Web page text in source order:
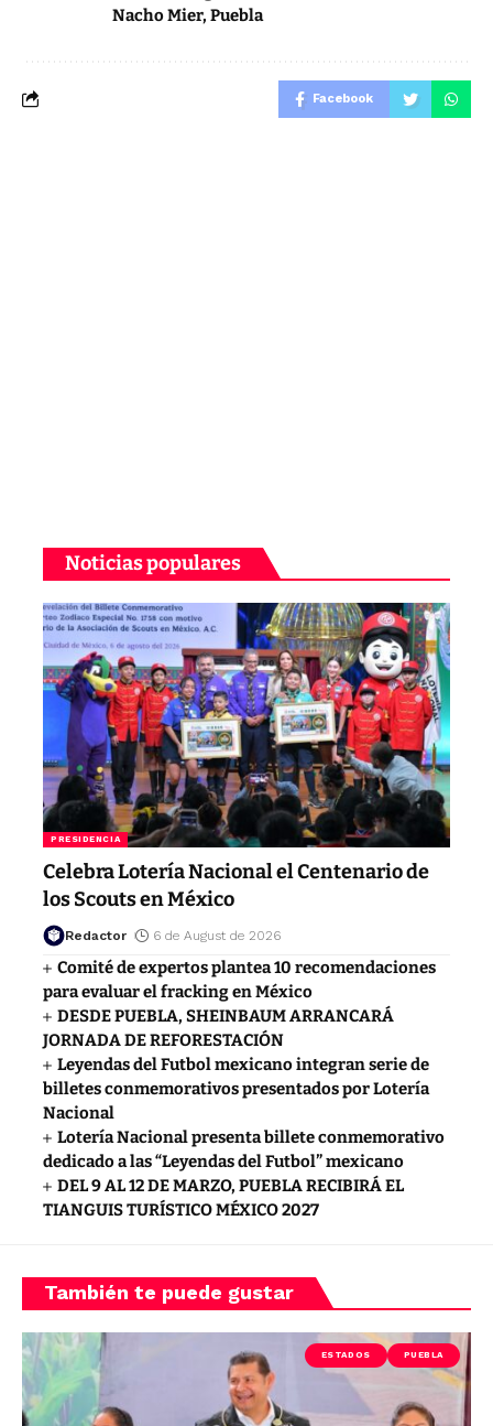
Nacho Mier, Puebla
Facebook
Noticias populares
PRESIDENCIA
Celebra Lotería Nacional el Centenario de
los Scouts en México
Redactor 6 de August de 2026
Comité de expertos plantea 10 recomendaciones
para evaluar el fracking en México
DESDE PUEBLA, SHEINBAUM ARRANCARÁ
JORNADA DE REFORESTACIÓN
Leyendas del Futbol mexicano integran serie de
billetes conmemorativos presentados por Lotería
Nacional
Lotería Nacional presenta billete conmemorativo
dedicado a las “Leyendas del Futbol” mexicano
DEL 9 AL 12 DE MARZO, PUEBLA RECIBIRÁ EL
TIANGUIS TURÍSTICO MÉXICO 2027
También te puede gustar
ESTADOS PUEBLA